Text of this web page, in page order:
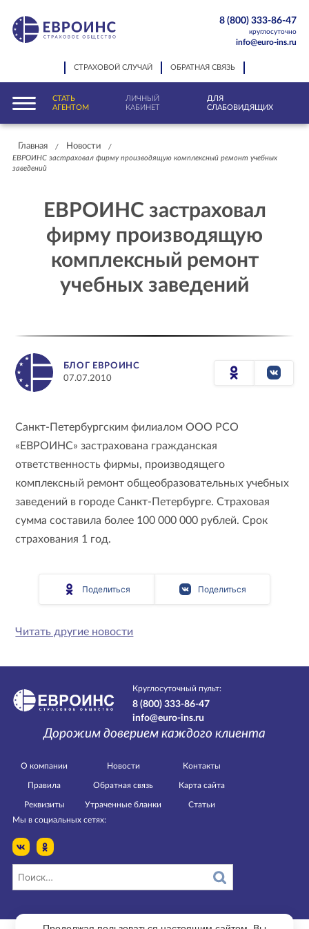
СТРАХОВОЙ СЛУЧАЙ ОБРАТНАЯ СВЯЗЬ
8 (800) 333-86-47
круглосуточно
info@euro-ins.ru
СТАТЬ
АГЕНТОМ
ЛИЧНЫЙ
КАБИНЕТ
ДЛЯ
СЛАБОВИДЯЩИХ
Главная / Новости
/
ЕВРОИНС застраховал фирму производящую комплексный ремонт учебных
заведений
ЕВРОИНС застраховал
фирму производящую
комплексный ремонт
учебных заведений
БЛОГ ЕВРОИНС
07.07.2010
Санкт-Петербургским филиалом ООО РСО
«ЕВРОИНС» застрахована гражданская
ответственность фирмы, производящего
комплексный ремонт общеобразовательных учебных
заведений в городе Санкт-Петербурге. Страховая
сумма составила более 100 000 000 рублей. Срок
страхования 1 год.
Поделиться Поделиться
Читать другие новости
Круглосуточный пульт:
8 (800) 333-86-47
info@euro-ins.ru
Дорожим доверием каждого клиента
О компании
Правила
Реквизиты
Новости
Обратная связь
Утраченные бланки
Контакты
Карта сайта
Статьи
Мы в социальных сетях: